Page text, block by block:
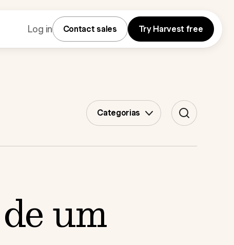
Log in Contact sales Try Harvest free
Categorias
um